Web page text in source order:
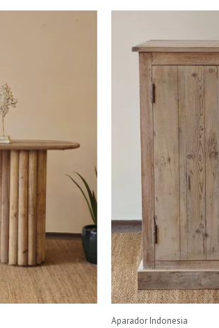
Aparador Indonesia